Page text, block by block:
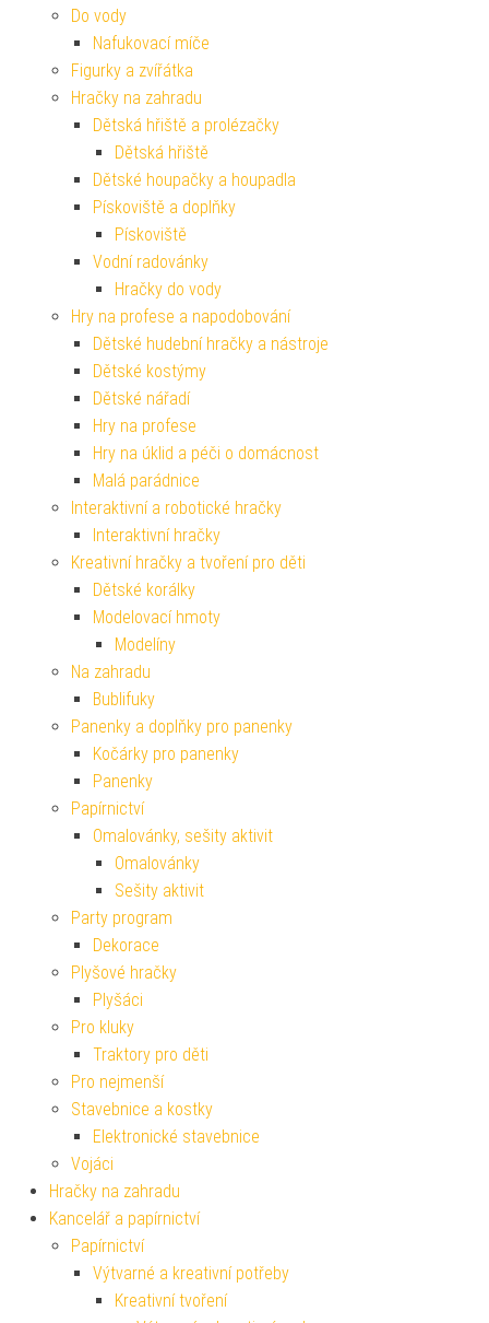
Do vody
Nafukovací míče
Figurky a zvířátka
Hračky na zahradu
Dětská hřiště a prolézačky
Dětská hřiště
Dětské houpačky a houpadla
Pískoviště a doplňky
Pískoviště
Vodní radovánky
Hračky do vody
Hry na profese a napodobování
Dětské hudební hračky a nástroje
Dětské kostýmy
Dětské nářadí
Hry na profese
Hry na úklid a péči o domácnost
Malá parádnice
Interaktivní a robotické hračky
Interaktivní hračky
Kreativní hračky a tvoření pro děti
Dětské korálky
Modelovací hmoty
Modelíny
Na zahradu
Bublifuky
Panenky a doplňky pro panenky
Kočárky pro panenky
Panenky
Papírnictví
Omalovánky, sešity aktivit
Omalovánky
Sešity aktivit
Party program
Dekorace
Plyšové hračky
Plyšáci
Pro kluky
Traktory pro děti
Pro nejmenší
Stavebnice a kostky
Elektronické stavebnice
Vojáci
Hračky na zahradu
Kancelář a papírnictví
Papírnictví
Výtvarné a kreativní potřeby
Kreativní tvoření